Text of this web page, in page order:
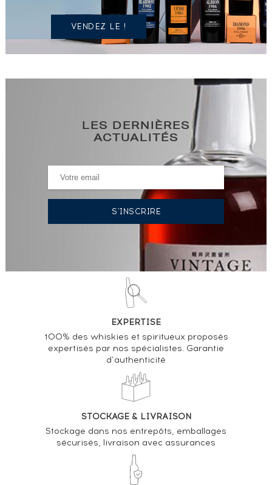
VENDEZ LE !
LES DERNIÈRES
ACTUALITÉS
EXPERTISE
100% des whiskies et spiritueux proposés
expertisés par nos spécialistes. Garantie
d’authenticité
STOCKAGE & LIVRAISON
Stockage dans nos entrepôts, emballages
sécurisés, livraison avec assurances